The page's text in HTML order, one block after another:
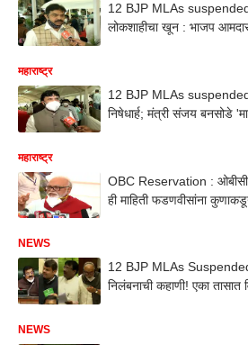
12 BJP MLAs
लोकशाहीचा खून : भाजप
महाराष्ट्र
12 BJP MLAs
निषेधार्ह; मंत्री संजय बनसोडे
महाराष्ट्र
OBC Reservation : ओबीसी
ही माहिती फडणवीसांना
NEWS
12 BJP MLAs Suspended
निलंबनाची कहाणी! एका
NEWS